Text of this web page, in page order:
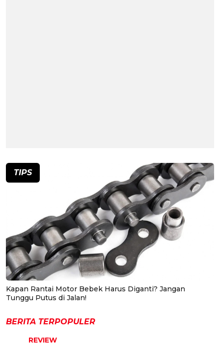
TIPS
Kapan Rantai Motor Bebek Harus Diganti? Jangan
Tunggu Putus di Jalan!
BERITA TERPOPULER
REVIEW